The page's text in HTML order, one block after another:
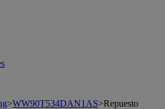
>WW90T534DAN1AS>Repuesto